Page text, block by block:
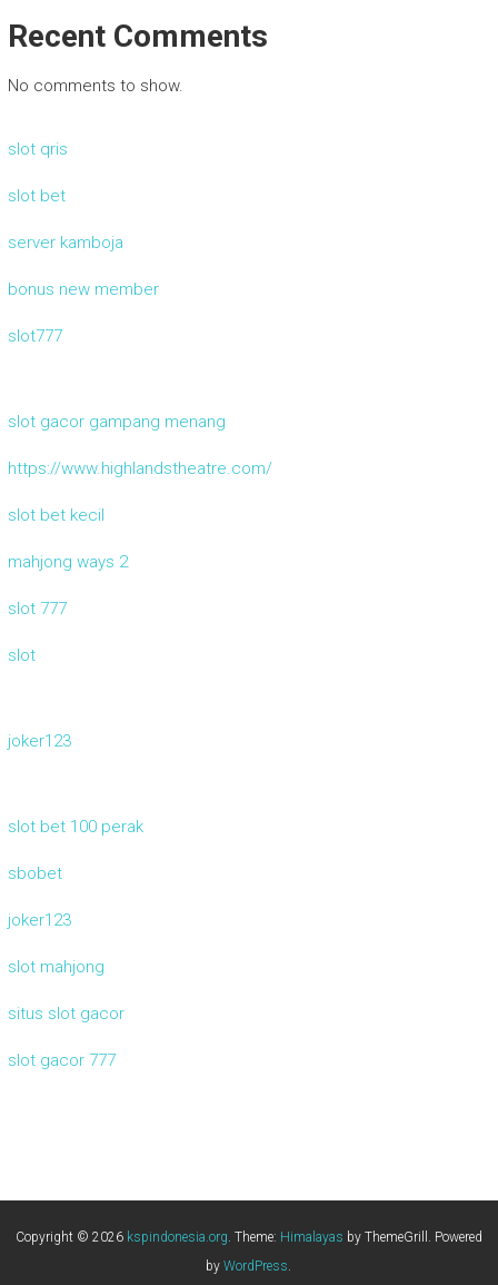
Recent Comments
No comments to show.
slot qris
slot bet
server kamboja
bonus new member
slot777
slot gacor gampang menang
https://www.highlandstheatre.com/
slot bet kecil
mahjong ways 2
slot 777
slot
joker123
slot bet 100 perak
sbobet
joker123
slot mahjong
situs slot gacor
slot gacor 777
Copyright © 2026 kspindonesia.org. Theme: Himalayas by ThemeGrill. Powered
byWordPress.